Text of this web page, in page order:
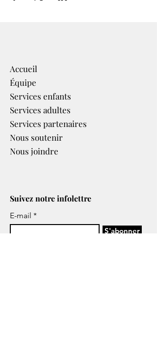
Accueil
Équipe
Services enfants
Services adultes
Services partenaires​
Nous soutenir
Nous joindre
Suivez notre infolettre
E-mail
S'abonner